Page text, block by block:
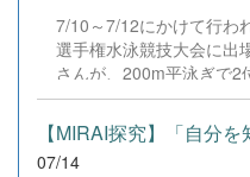
と12月にも開催を予定
じて、両校生徒の親睦を
ながら、生徒たちの確か
7/10～7/12にかけて行わ
選手権水泳競技大会に
さんが、200m平泳ぎで
見事インターハイに出場
す。 &nbsp;
07/14